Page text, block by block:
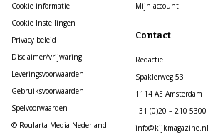
Cookie informatie
Cookie Instellingen
Privacy beleid
Disclaimer/vrijwaring
Leveringsvoorwaarden
Gebruiksvoorwaarden
Spelvoorwaarden
© Roularta Media Nederland
Mijn account
Contact
Redactie
Spaklerweg 53
1114 AE Amsterdam
+31 (0)20 – 210 5300
info@kijkmagazine.nl